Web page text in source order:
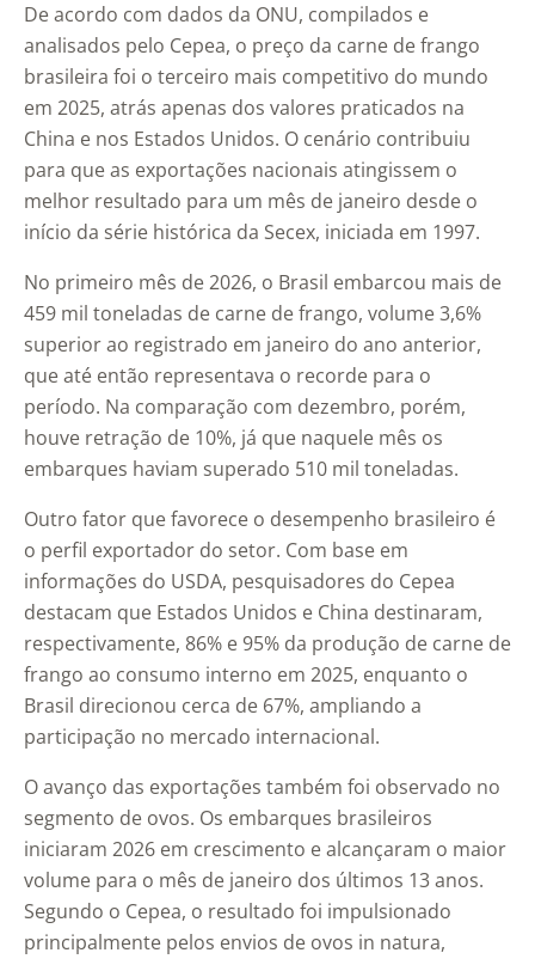
De acordo com dados da ONU, compilados e
analisados pelo Cepea, o preço da carne de frango
brasileira foi o terceiro mais competitivo do mundo
em 2025, atrás apenas dos valores praticados na
China e nos Estados Unidos. O cenário contribuiu
para que as exportações nacionais atingissem o
melhor resultado para um mês de janeiro desde o
início da série histórica da Secex, iniciada em 1997.
No primeiro mês de 2026, o Brasil embarcou mais de
459 mil toneladas de carne de frango, volume 3,6%
superior ao registrado em janeiro do ano anterior,
que até então representava o recorde para o
período. Na comparação com dezembro, porém,
houve retração de 10%, já que naquele mês os
embarques haviam superado 510 mil toneladas.
Outro fator que favorece o desempenho brasileiro é
o perfil exportador do setor. Com base em
informações do USDA, pesquisadores do Cepea
destacam que Estados Unidos e China destinaram,
respectivamente, 86% e 95% da produção de carne de
frango ao consumo interno em 2025, enquanto o
Brasil direcionou cerca de 67%, ampliando a
participação no mercado internacional.
O avanço das exportações também foi observado no
segmento de ovos. Os embarques brasileiros
iniciaram 2026 em crescimento e alcançaram o maior
volume para o mês de janeiro dos últimos 13 anos.
Segundo o Cepea, o resultado foi impulsionado
principalmente pelos envios de ovos in natura,